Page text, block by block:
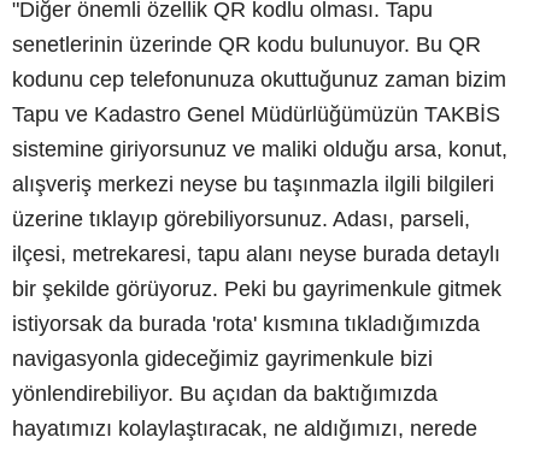
"Diğer önemli özellik QR kodlu olması. Tapu
senetlerinin üzerinde QR kodu bulunuyor. Bu QR
kodunu cep telefonunuza okuttuğunuz zaman bizim
Tapu ve Kadastro Genel Müdürlüğümüzün TAKBİS
sistemine giriyorsunuz ve maliki olduğu arsa, konut,
alışveriş merkezi neyse bu taşınmazla ilgili bilgileri
üzerine tıklayıp görebiliyorsunuz. Adası, parseli,
ilçesi, metrekaresi, tapu alanı neyse burada detaylı
bir şekilde görüyoruz. Peki bu gayrimenkule gitmek
istiyorsak da burada 'rota' kısmına tıkladığımızda
navigasyonla gideceğimiz gayrimenkule bizi
yönlendirebiliyor. Bu açıdan da baktığımızda
hayatımızı kolaylaştıracak, ne aldığımızı, nerede